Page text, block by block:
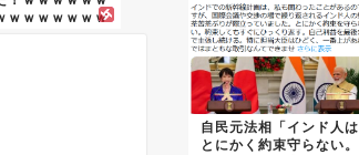
ｗｗｗｗｗｗｗ
自民元法相「インド人は
とにかく約束守らない。